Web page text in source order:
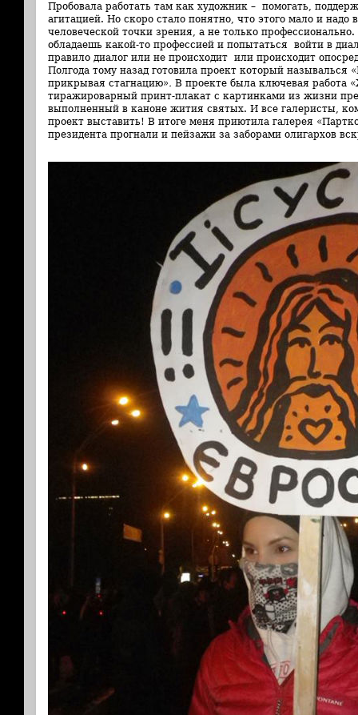
Пробовала работать там как художник – помогать,
агитацией. Но скоро стало понятно, что этого мало и надо
человеческой точки зрения, а не только
обладаешь какой-то профессией и попытаться войти в
правило диалог или не происходит или происходит
Полгода тому назад готовила проект который называлься
прикрывая стагнацию». В проекте была ключевая работа
тиражироварный принт-плакат с картинками из жизни
выполненный в каноне жития святых. И все галеристы,
проект выставить! В итоге меня приютила галерея
президента прогнали и пейзажи за заборами олигархов